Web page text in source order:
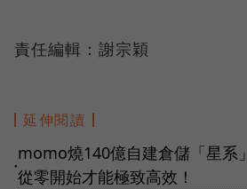
責任編輯：謝宗穎
延伸閱讀
●
momo燒140億自建倉儲「星系
從零開始才能極致高效！